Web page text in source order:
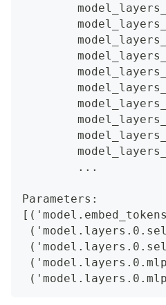
        ...
Parameters: